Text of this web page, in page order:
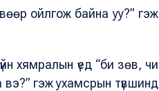
ойлгож байна уу?” гэж
хямралын үед “би зөв, чи
вэ?” гэж ухамсрын түвшинд